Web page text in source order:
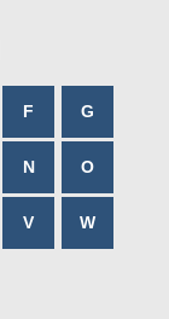
F G
N O
V W